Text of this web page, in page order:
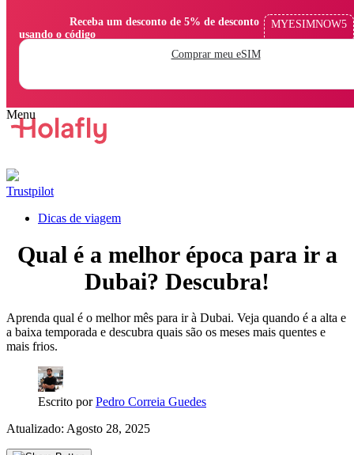
usando o código
MYESIMNOW5
Comprar meu eSIM
Trustpilot
Dicas de viagem
Qual é a melhor época para ir a
Dubai? Descubra!
Aprenda qual é o melhor mês para ir à Dubai. Veja quando é a alta e
a baixa temporada e descubra quais são os meses mais quentes e
mais frios.
Escrito porPedro Correia Guedes
Atualizado: Agosto 28, 2025